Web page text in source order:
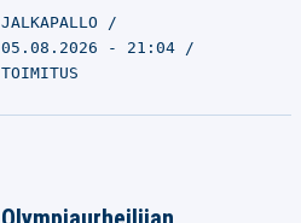
JALKAPALLO
05.08.2026 - 21:04
TOIMITUS